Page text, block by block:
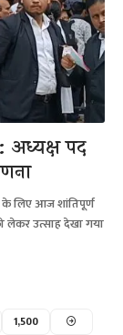
अध्यक्ष पद
के लिए आज शांतिपूर्ण
लेकर उत्साह देखा गया
1,500